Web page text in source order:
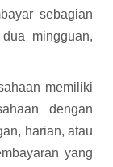
sebagian
mingguan,
memiliki
dengan
harian, atau
yang